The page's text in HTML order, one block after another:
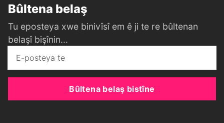
Bûltena belaş
Tu eposteya xwe binivîsî em ê ji te re bûltenan
belaşî bişînin...
Bûltena belaş bistîne